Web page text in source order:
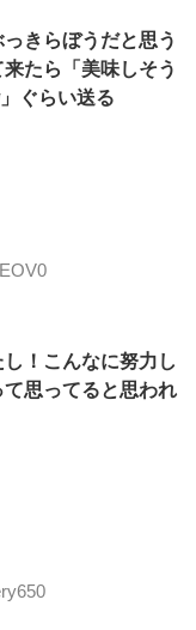
きらぼうだと思う
たら「美味しそう
ぐらい送る
！こんなに努力し
思ってると思われ